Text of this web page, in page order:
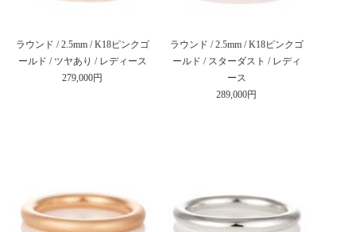
ラウンド / 2.5mm / K18ピンクゴ
ールド / ツヤあり / レディース
279,000円
ラウンド / 2.5mm / K18ピンクゴ
ールド / スターダスト / レディ
ース
289,000円